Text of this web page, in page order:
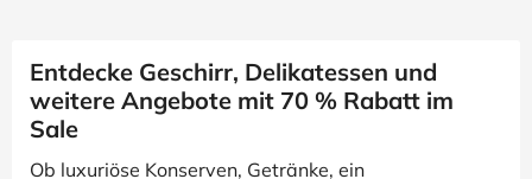
Entdecke Geschirr, Delikatessen und
weitere Angebote mit 70 % Rabatt im
Sale
Ob luxuriöse Konserven, Getränke, ein